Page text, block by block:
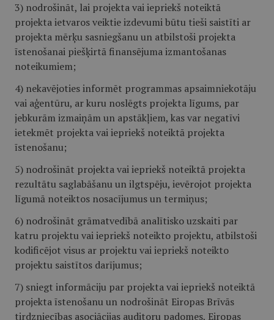
3) nodrošināt, lai projekta vai iepriekš noteiktā
projekta ietvaros veiktie izdevumi būtu tieši saistīti ar
projekta mērķu sasniegšanu un atbilstoši projekta
īstenošanai piešķirtā finansējuma izmantošanas
noteikumiem;
4) nekavējoties informēt programmas apsaimniekotāju
vai aģentūru, ar kuru noslēgts projekta līgums, par
jebkurām izmaiņām un apstākļiem, kas var negatīvi
ietekmēt projekta vai iepriekš noteiktā projekta
īstenošanu;
5) nodrošināt projekta vai iepriekš noteiktā projekta
rezultātu saglabāšanu un ilgtspēju, ievērojot projekta
līgumā noteiktos nosacījumus un termiņus;
6) nodrošināt grāmatvedībā analītisko uzskaiti par
katru projektu vai iepriekš noteikto projektu, atbilstoši
kodificējot visus ar projektu vai iepriekš noteikto
projektu saistītos darījumus;
7) sniegt informāciju par projekta vai iepriekš noteiktā
projekta īstenošanu un nodrošināt Eiropas Brīvās
tirdzniecības asociācijas auditoru padomes, Eiropas